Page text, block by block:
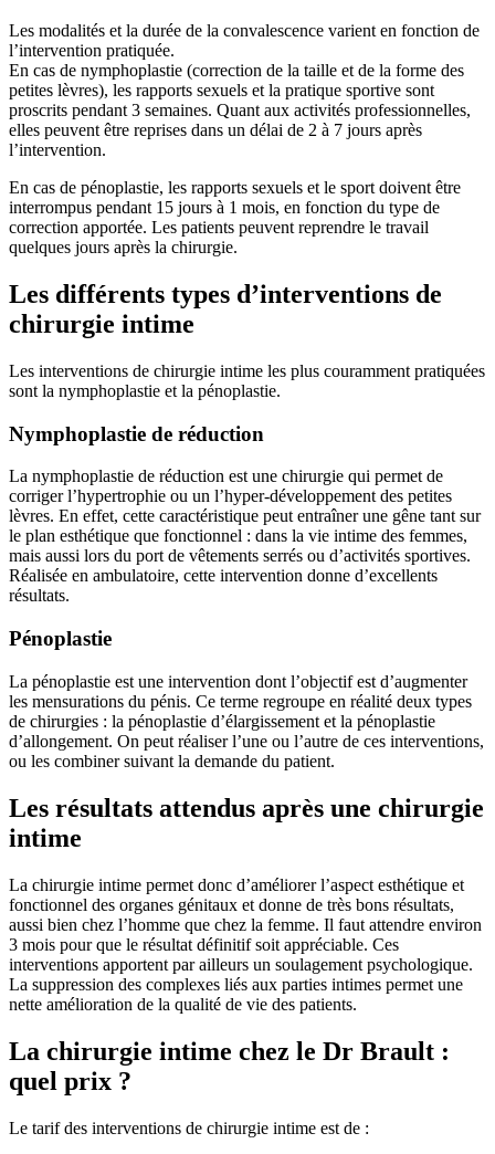
Les modalités et la durée de la convalescence varient en fonction de
l’intervention pratiquée.
En cas de nymphoplastie (correction de la taille et de la forme des
petites lèvres), les rapports sexuels et la pratique sportive sont
proscrits pendant 3 semaines. Quant aux activités professionnelles,
elles peuvent être reprises dans un délai de 2 à 7 jours après
l’intervention.
En cas de pénoplastie, les rapports sexuels et le sport doivent être
interrompus pendant 15 jours à 1 mois, en fonction du type de
correction apportée. Les patients peuvent reprendre le travail
quelques jours après la chirurgie.
Les différents types d’interventions de
chirurgie intime
Les interventions de chirurgie intime les plus couramment pratiquées
sont la nymphoplastie et la pénoplastie.
Nymphoplastie de réduction
La nymphoplastie de réduction est une chirurgie qui permet de
corriger l’hypertrophie ou un l’hyper-développement des petites
lèvres. En effet, cette caractéristique peut entraîner une gêne tant sur
le plan esthétique que fonctionnel : dans la vie intime des femmes,
mais aussi lors du port de vêtements serrés ou d’activités sportives.
Réalisée en ambulatoire, cette intervention donne d’excellents
résultats.
Pénoplastie
La pénoplastie est une intervention dont l’objectif est d’augmenter
les mensurations du pénis. Ce terme regroupe en réalité deux types
de chirurgies : la pénoplastie d’élargissement et la pénoplastie
d’allongement. On peut réaliser l’une ou l’autre de ces interventions,
ou les combiner suivant la demande du patient.
Les résultats attendus après une chirurgie
intime
La chirurgie intime permet donc d’améliorer l’aspect esthétique et
fonctionnel des organes génitaux et donne de très bons résultats,
aussi bien chez l’homme que chez la femme. Il faut attendre environ
3 mois pour que le résultat définitif soit appréciable. Ces
interventions apportent par ailleurs un soulagement psychologique.
La suppression des complexes liés aux parties intimes permet une
nette amélioration de la qualité de vie des patients.
La chirurgie intime chez le Dr Brault :
quel prix ?
Le tarif des interventions de chirurgie intime est de :